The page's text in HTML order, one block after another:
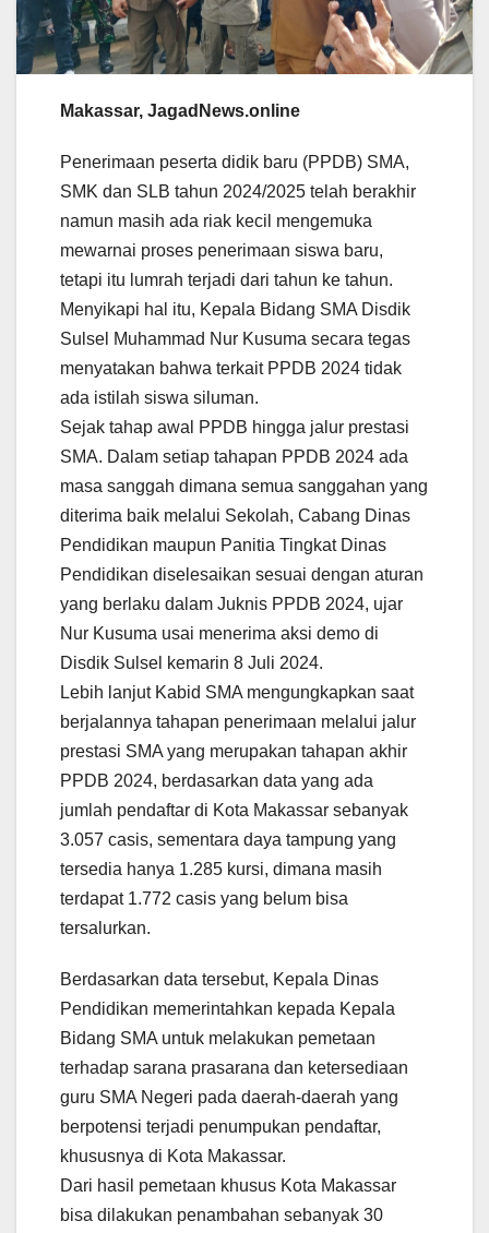
Makassar, JagadNews.online
Penerimaan peserta didik baru (PPDB) SMA,
SMK dan SLB tahun 2024/2025 telah berakhir
namun masih ada riak kecil mengemuka
mewarnai proses penerimaan siswa baru,
tetapi itu lumrah terjadi dari tahun ke tahun.
Menyikapi hal itu, Kepala Bidang SMA Disdik
Sulsel Muhammad Nur Kusuma secara tegas
menyatakan bahwa terkait PPDB 2024 tidak
ada istilah siswa siluman.
Sejak tahap awal PPDB hingga jalur prestasi
SMA. Dalam setiap tahapan PPDB 2024 ada
masa sanggah dimana semua sanggahan yang
diterima baik melalui Sekolah, Cabang Dinas
Pendidikan maupun Panitia Tingkat Dinas
Pendidikan diselesaikan sesuai dengan aturan
yang berlaku dalam Juknis PPDB 2024, ujar
Nur Kusuma usai menerima aksi demo di
Disdik Sulsel kemarin 8 Juli 2024.
Lebih lanjut Kabid SMA mengungkapkan saat
berjalannya tahapan penerimaan melalui jalur
prestasi SMA yang merupakan tahapan akhir
PPDB 2024, berdasarkan data yang ada
jumlah pendaftar di Kota Makassar sebanyak
3.057 casis, sementara daya tampung yang
tersedia hanya 1.285 kursi, dimana masih
terdapat 1.772 casis yang belum bisa
tersalurkan.
Berdasarkan data tersebut, Kepala Dinas
Pendidikan memerintahkan kepada Kepala
Bidang SMA untuk melakukan pemetaan
terhadap sarana prasarana dan ketersediaan
guru SMA Negeri pada daerah-daerah yang
berpotensi terjadi penumpukan pendaftar,
khususnya di Kota Makassar.
Dari hasil pemetaan khusus Kota Makassar
bisa dilakukan penambahan sebanyak 30